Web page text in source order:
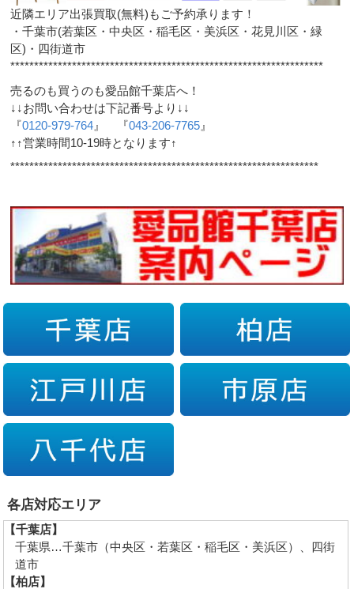
近隣エリア出張買取(無料)もご予約承ります！
・千葉市(若葉区・中央区・稲毛区・美浜区・花見川区・緑
区)・四街道市
******************************************************************
売るのも買うのも愛品館千葉店へ！
↓↓お問い合わせは下記番号より↓↓
『0120-979-764 』 『043-206-7765 』
↑↑営業時間10-19時となります↑
*****************************************************************
各店対応エリア
【千葉店】
千葉県…千葉市（中央区・若葉区・稲毛区・美浜区）、四街
道市
【柏店】